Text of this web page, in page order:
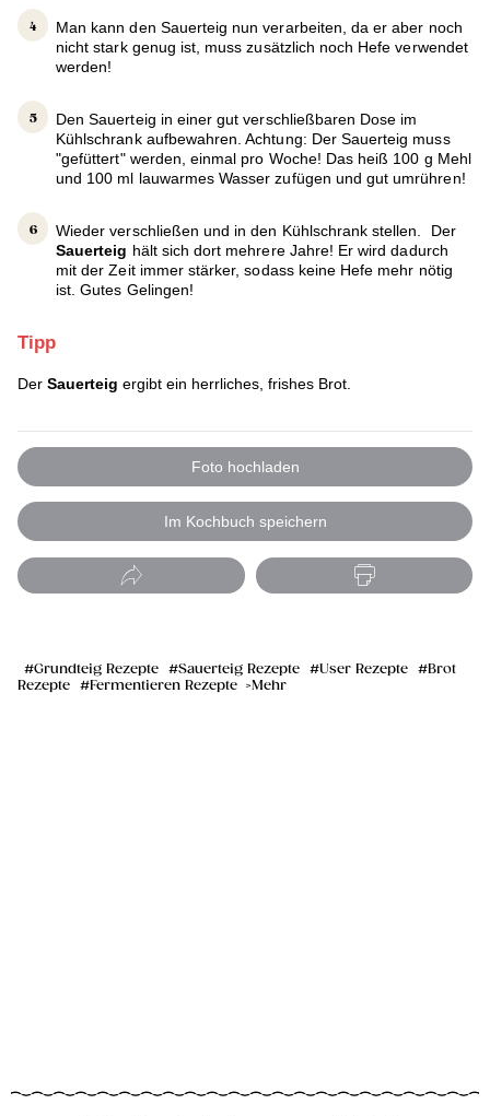
Man kann den Sauerteig nun verarbeiten, da er aber noch
nicht stark genug ist, muss zusätzlich noch Hefe verwendet
werden!
Den Sauerteig in einer gut verschließbaren Dose im
Kühlschrank aufbewahren. Achtung: Der Sauerteig muss
"gefüttert" werden, einmal pro Woche! Das heiß 100 g Mehl
und 100 ml lauwarmes Wasser zufügen und gut umrühren!
Wieder verschließen und in den Kühlschrank stellen. Der
Sauerteig hält sich dort mehrere Jahre! Er wird dadurch
mit der Zeit immer stärker, sodass keine Hefe mehr nötig
ist. Gutes Gelingen!
Tipp
Der Sauerteig ergibt ein herrliches, frishes Brot.
Foto hochladen
Im Kochbuch speichern
Grundteig Rezepte Sauerteig Rezepte User Rezepte
Brot
Rezepte
Fermentieren Rezepte Mehr